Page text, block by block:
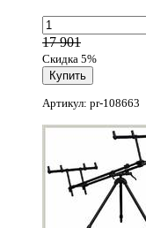
17 901
Скидка 5%
Артикул: pr-108663